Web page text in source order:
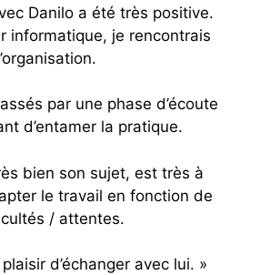
Danilo a été très positive.
informatique, je rencontrais
par une phase d’écoute
d’entamer la pratique.
bien son sujet, est très à
le travail en fonction de
/ attentes.
d’échanger avec lui. »